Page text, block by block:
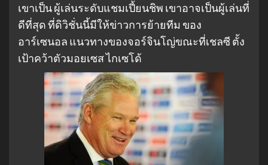
เขาเป็น ผู้เล่นระดับแชมเปี้ยนชิพ เขาอาจเป็นผู้เล่นที่
ดีที่สุด ที่ดิวิชั่นนี้มีให้ข่าวการย้ายทีม ของ
อาร์เซนอล แนวทางของจอร์จินโญ่ขณะที่เชลซี ตั้ง
เป้าคว้าตัวมอยเซส ไกเซโด้